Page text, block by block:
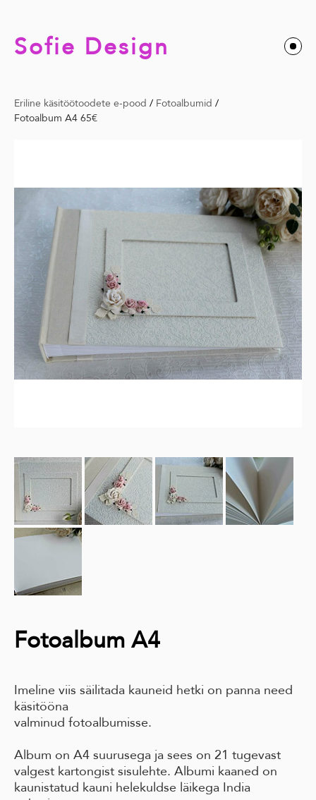
Sofie Design
Eriline käsitöötoodete e-pood / Fotoalbumid /
Fotoalbum A4 65€
Fotoalbum A4
Imeline viis säilitada kauneid hetki on panna need
käsitööna
valminud fotoalbumisse.
Album on A4 suurusega ja sees on 21 tugevast
valgest kartongist sisulehte. Albumi kaaned on
kaunistatud kauni helekuldse läikega India